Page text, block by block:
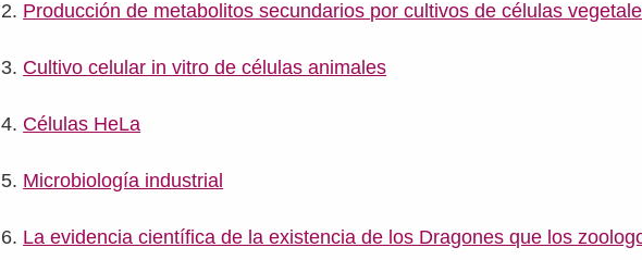
Producción de metabolitos secundarios por cultivos de células
Cultivo celular in vitro de células animales
Células HeLa
Microbiología industrial
La evidencia científica de la existencia de los Dragones que los